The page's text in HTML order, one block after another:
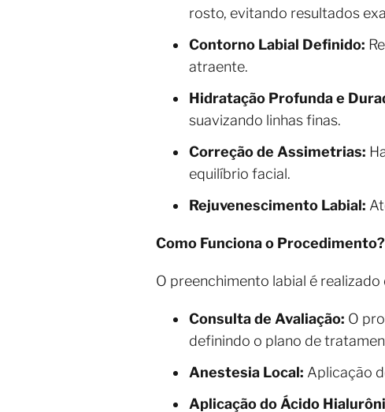
rosto, evitando resultados
Contorno Labial Definido:
atraente.
Hidratação Profunda e
suavizando linhas finas.
Correção de Assimetrias:
equilíbrio facial.
Rejuvenescimento Labial:
Como Funciona o Procedimento?
O preenchimento labial é
Consulta de Avaliação: O
definindo o plano de
Anestesia Local: Aplicação
Aplicação do Ácido